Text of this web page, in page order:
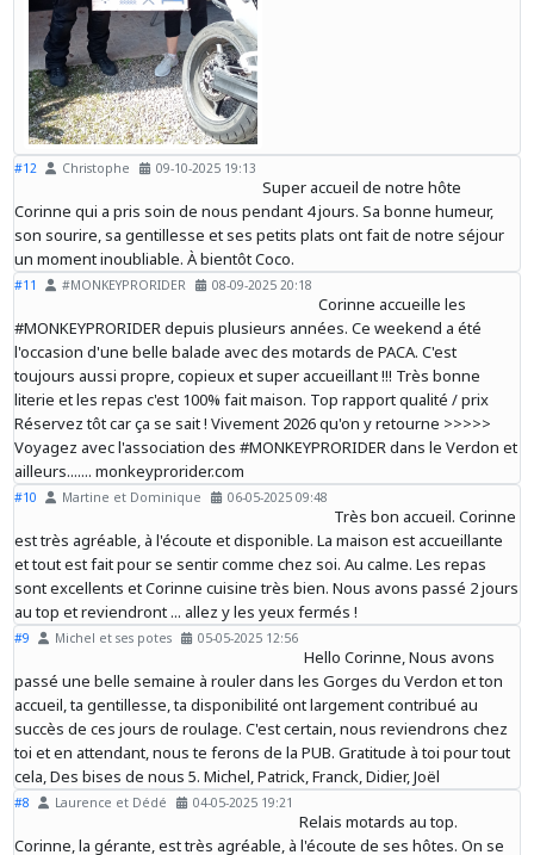
#12 Christophe 09-10-2025 19:13
Super accueil de notre hôte
Corinne qui a pris soin de nous pendant 4 jours. Sa bonne humeur,
son sourire, sa gentillesse et ses petits plats ont fait de notre séjour
un moment inoubliable. À bientôt Coco.
#11 #MONKEYPRORIDER 08-09-2025 20:18
Corinne accueille les
#MONKEYPRORIDER depuis plusieurs années. Ce weekend a été
l'occasion d'une belle balade avec des motards de PACA. C'est
toujours aussi propre, copieux et super accueillant !!! Très bonne
literie et les repas c'est 100% fait maison. Top rapport qualité / prix
Réservez tôt car ça se sait ! Vivement 2026 qu'on y retourne >>>>>
Voyagez avec l'association des #MONKEYPRORIDER dans le Verdon et
ailleurs....... monkeyprorider.com
#10 Martine et Dominique 06-05-2025 09:48
Très bon accueil. Corinne
est très agréable, à l'écoute et disponible. La maison est accueillante
et tout est fait pour se sentir comme chez soi. Au calme. Les repas
sont excellents et Corinne cuisine très bien. Nous avons passé 2 jours
au top et reviendront ... allez y les yeux fermés !
#9 Michel et ses potes 05-05-2025 12:56
Hello Corinne, Nous avons
passé une belle semaine à rouler dans les Gorges du Verdon et ton
accueil, ta gentillesse, ta disponibilité ont largement contribué au
succès de ces jours de roulage. C'est certain, nous reviendrons chez
toi et en attendant, nous te ferons de la PUB. Gratitude à toi pour tout
cela, Des bises de nous 5. Michel, Patrick, Franck, Didier, Joël
#8 Laurence et Dédé 04-05-2025 19:21
Relais motards au top.
Corinne, la gérante, est très agréable, à l'écoute de ses hôtes. On se